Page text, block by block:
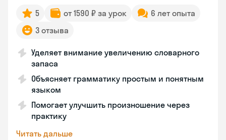
5 от 1590 ₽ за урок
6 лет опыта
3 отзыва
Уделяет внимание увеличению словарного
запаса
Объясняет грамматику простым и понятным
языком
Помогает улучшить произношение через
практику
Читать дальше